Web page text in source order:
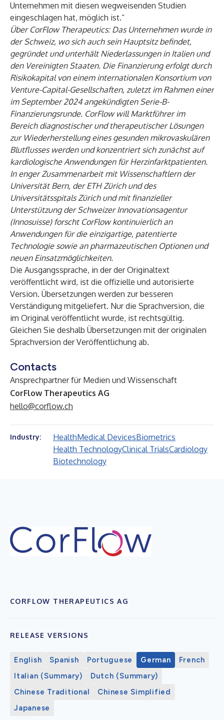
Unternehmen mit diesen wegweisenden Studien
eingeschlagen hat, möglich ist.“
Über CorFlow Therapeutics: Das Unternehmen wurde in
der Schweiz, wo sich auch sein Hauptsitz befindet,
gegründet und unterhält Niederlassungen in Italien und
den Vereinigten Staaten. Die Finanzierung erfolgt durch
Risikokapital von einem internationalen Konsortium von
Venture-Capital-Gesellschaften, zuletzt im Rahmen einer
im September 2024 angekündigten Serie-B-
Finanzierungsrunde. CorFlow will Marktführer im
Bereich diagnostischer und therapeutischer Lösungen
zur Wiederherstellung eines gesunden mikrovaskulären
Blutflusses werden und konzentriert sich zunächst auf
kardiologische Anwendungen für Herzinfarktpatienten.
In enger Zusammenarbeit mit Wissenschaftlern der
Universität Bern, der ETH Zürich und des
Universitätsspitals Zürich und mit finanzieller
Unterstützung der Schweizer Innovationsagentur
(Innosuisse) forscht CorFlow kontinuierlich an
Anwendungen für die einzigartige, patentierte
Technologie sowie an pharmazeutischen Optionen und
neuen Einsatzmöglichkeiten.
Die Ausgangssprache, in der der Originaltext
veröffentlicht wird, ist die offizielle und autorisierte
Version. Übersetzungen werden zur besseren
Verständigung mitgeliefert. Nur die Sprachversion, die
im Original veröffentlicht wurde, ist rechtsgültig.
Gleichen Sie deshalb Übersetzungen mit der originalen
Sprachversion der Veröffentlichung ab.
Contacts
Ansprechpartner für Medien und Wissenschaft
CorFlow Therapeutics AG
hello@corflow.ch
Industry: HealthMedical DevicesBiometrics
Health TechnologyClinical TrialsCardiology
Biotechnology
CORFLOW THERAPEUTICS AG
RELEASE VERSIONS
English Spanish Portuguese German
French
Italian (Summary)
Dutch (Summary)
Chinese Traditional
Chinese Simplified
Japanese